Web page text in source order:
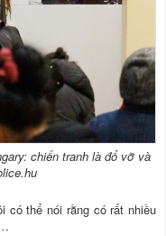
chiến tranh là đổ vỡ và
có thể nói rằng có rất nhiều